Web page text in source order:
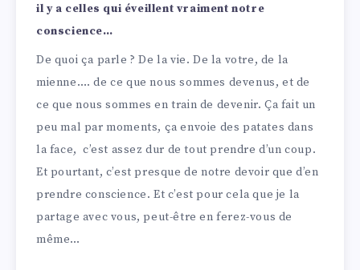
il y a celles qui éveillent vraiment notre
conscience…
De quoi ça parle ? De la vie. De la votre, de la
mienne…. de ce que nous sommes devenus, et de
ce que nous sommes en train de devenir. Ça fait un
peu mal par moments, ça envoie des patates dans
la face, c’est assez dur de tout prendre d’un coup.
Et pourtant, c’est presque de notre devoir que d’en
prendre conscience. Et c’est pour cela que je la
partage avec vous, peut-être en ferez-vous de
même…